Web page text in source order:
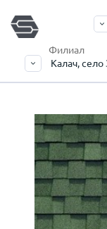
Филиал
Калач,